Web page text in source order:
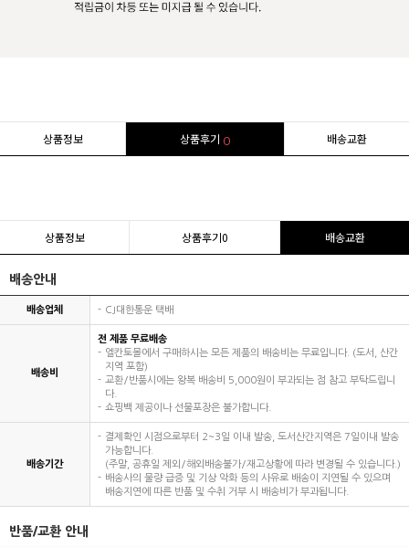
상품정보 상품후기 0 배송교환
상품정보 상품후기0 배송교환
배송안내
배송업체 CJ대한통운 택배
배송비
전 제품 무료배송
엘칸토몰에서 구매하시는 모든 제품의 배송비는 무료입니다. (도서, 산간
지역 포함)
교환/반품시에는 왕복 배송비 5,000원이 부과되는 점 참고 부탁드립니
다.
쇼핑백 제공이나 선물포장은 불가합니다.
배송기간
결제확인 시점으로부터 2~3일 이내 발송, 도서산간지역은 7일이내 발송
가능합니다.
(주말, 공휴일 제외/해외배송불가/재고상황에 따라 변경될 수 있습니다.)
배송사의 물량 급증 및 기상 악화 등의 사유로 배송이 지연될 수 있으며
배송지연에 따른 반품 및 수취 거부 시 배송비가 부과됩니다.
반품/교환 안내